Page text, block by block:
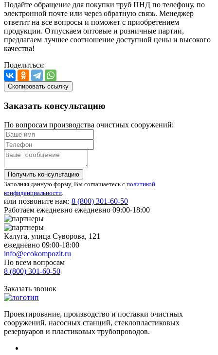
Подайте обращение для покупки труб ПНД по телефону, по
электронной почте или через обратную связь. Менеджер
ответит на все вопросы и поможет с приобретением
продукции. Отпускаем оптовые и розничные партии,
предлагаем лучшее соотношение доступной цены и высокого
качества!
Поделиться:
Скопировать ссылку
Заказать консультацию
По вопросам производства очистных сооружений:
Получить консультацию
Заполняя данную форму, Вы соглашаетесь с политикой
конфиденциальности
или позвоните нам: 8 (800) 301-60-50
Работаем ежедневно ежедневно 09:00-18:00
Калуга, улица Суворова, 121
ежедневно 09:00-18:00
info@ecokompozit.ru
По всем вопросам
8 (800) 301-60-50
Заказать звонок
Проектирование, производство и поставки очистных
сооружений, насосных станций, стеклопластиковых
резервуаров и пластиковых трубопроводов.